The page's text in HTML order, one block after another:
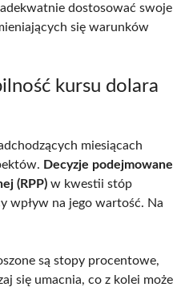
dostosować swoje
się warunków
kursu dolara
miesiącach
Decyzje podejmowane
(RPP) w kwestii stóp
wpływ na jego wartość. Na
są stopy procentowe,
się umacnia, co z kolei może